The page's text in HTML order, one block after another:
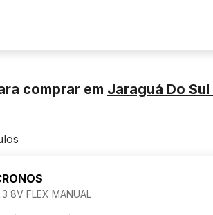
comprar em Jaraguá Do Sul
8V FLEX MANUAL